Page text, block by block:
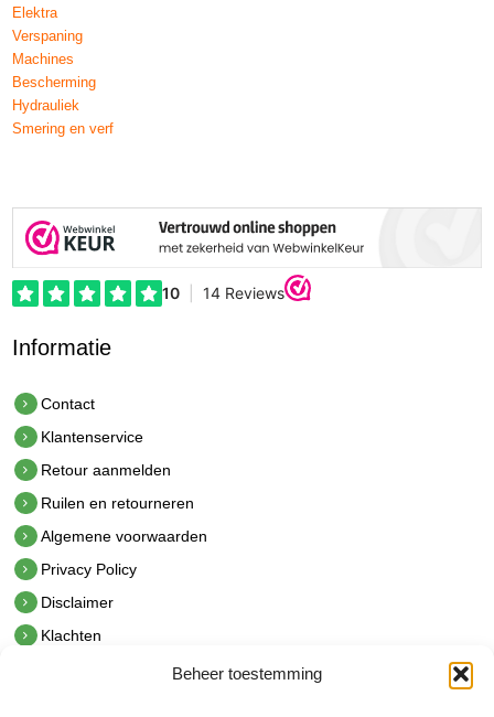
Beheer toestemming
Elektra
Verspaning
Machines
Bescherming
Hydrauliek
Smering en verf
Informatie
Contact
Klantenservice
Retour aanmelden
Ruilen en retourneren
Algemene voorwaarden
Privacy Policy
Disclaimer
Klachten